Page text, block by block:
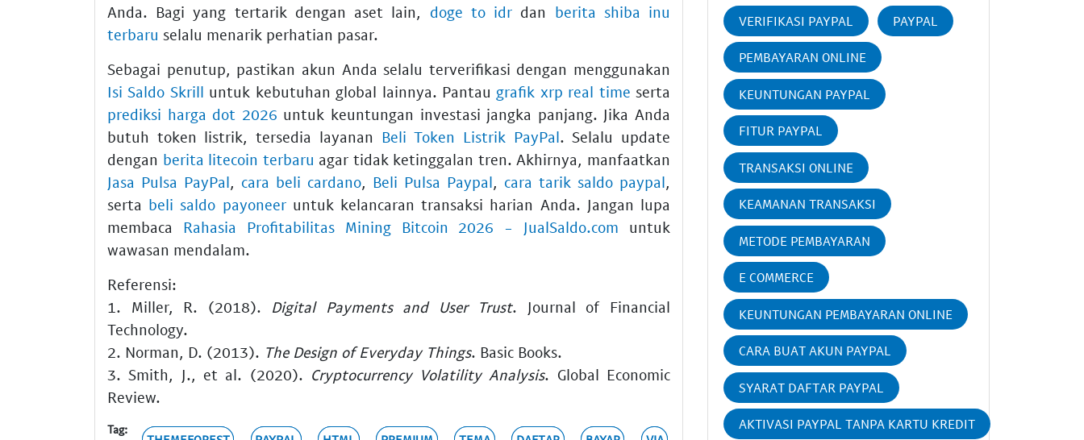
Anda. Bagi yang tertarik dengan aset lain, doge to idr dan berita shiba inu
terbaru selalu menarik perhatian pasar.
Sebagai penutup, pastikan akun Anda selalu terverifikasi dengan menggunakan
Isi Saldo Skrill untuk kebutuhan global lainnya. Pantau grafik xrp real time serta
prediksi harga dot 2026 untuk keuntungan investasi jangka panjang. Jika Anda
butuh token listrik, tersedia layanan Beli Token Listrik PayPal. Selalu update
dengan berita litecoin terbaru agar tidak ketinggalan tren. Akhirnya, manfaatkan
Jasa Pulsa PayPal, cara beli cardano, Beli Pulsa Paypal, cara tarik saldo paypal,
serta beli saldo payoneeruntuk kelancaran transaksi harian Anda. Jangan lupa
membaca Rahasia Profitabilitas Mining Bitcoin 2026 - JualSaldo.com untuk
wawasan mendalam.
Referensi:
1. Miller, R. (2018). Digital Payments and User Trust. Journal of Financial
Technology.
2. Norman, D. (2013). The Design of Everyday Things. Basic Books.
3. Smith, J., et al. (2020). Cryptocurrency Volatility Analysis. Global Economic
Review.
Tag:
VERIFIKASI PAYPAL PAYPAL
PEMBAYARAN ONLINE
KEUNTUNGAN PAYPAL
FITUR PAYPAL
TRANSAKSI ONLINE
KEAMANAN TRANSAKSI
METODE PEMBAYARAN
E COMMERCE
KEUNTUNGAN PEMBAYARAN ONLINE
CARA BUAT AKUN PAYPAL
SYARAT DAFTAR PAYPAL
AKTIVASI PAYPAL TANPA KARTU KREDIT